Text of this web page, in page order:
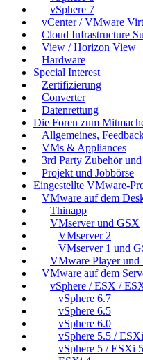
vSphere 7
vCenter / VMware
Cloud Infrastructure
View / Horizon View
Hardware
Special Interest
Zertifizierung
Converter
Datenrettung
Die Foren zum
Allgemeines,
VMs & Appliances
3rd Party Zubehör
Projekt und Jobbörse
Eingestellte VMware-
VMware auf dem
Thinapp
VMserver und GSX
VMserver 2
VMserver 1 und
VMware Player und
VMware auf dem
vSphere / ESX /
vSphere 6.7
vSphere 6.5
vSphere 6.0
vSphere 5.5 /
vSphere 5 / ESXi